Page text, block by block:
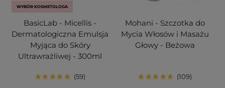
WYBÓR KOSMETOLOGA
BasicLab - Micellis -
Dermatologiczna Emulsja
Myjąca do Skóry
Ultrawrażliwej - 300ml
59
Mohani - Szczotka do
Mycia Włosów i Masażu
Głowy - Beżowa
109